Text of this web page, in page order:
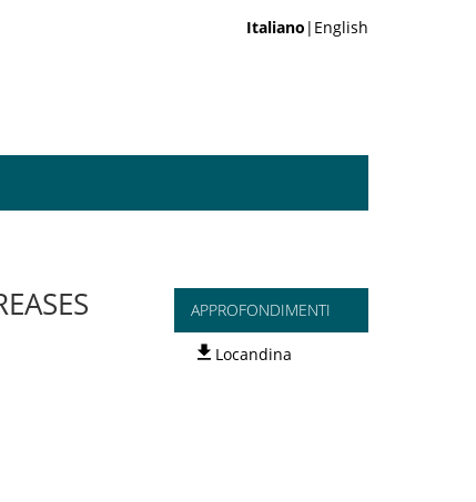
Italiano |English
APPROFONDIMENTI
Locandina